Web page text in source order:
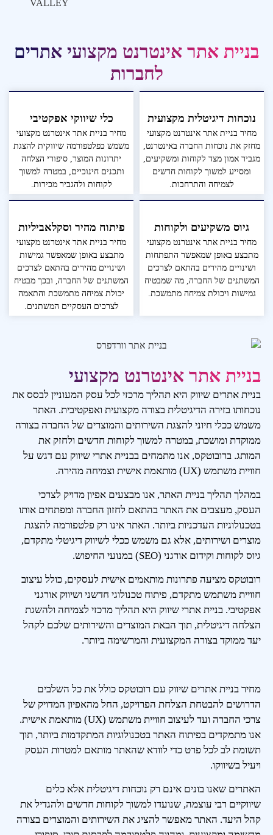
בניית אתר אינטרנט מקצועי אתרים
לחברות
נוכחות דיגיטלית מקצועית
מחיר בניית אתר אינטרנט מקצועי
מחזק את נוכחות החברה באינטרנט,
מגביר אמון מצד לקוחות ומשקיעים,
ומסייע למשוך לקוחות חדשים
לצמיחה והתרחבות.
כלי שיווקי אפקטיבי
מחיר בניית אתר אינטרנט מקצועי
משמש כפלטפורמה שיווקית להצגת
יתרונות המוצר, סיפורי הצלחה
ותכנים חינוכיים, במטרה למשוך
לקוחות ולהגביר מכירות.
גיוס משקיעים ולקוחות
מחיר בניית אתר אינטרנט מקצועי
מתבצע באופן שמאפשר התפתחות
ושינויים מהירים בהתאם לצרכים
המשתנים של החברה, מה שמבטיח
גמישות ויכולת צמיחה מתמשכת.
פיתוח מהיר וסקלאביליות
מחיר בניית אתר אינטרנט מקצועי
מתבצע באופן שמאפשר גמישות
ושינויים מהירים בהתאם לצרכים
המשתנים של החברה, ובכך מבטיח
יכולת צמיחה מתמשכת והתאמה
לצרכים העסקיים המשתנים.
בניית אתר אינטרנט מקצועי
בניית אתרים שיווק היא תהליך מרכזי לכל עסק המעוניין לבסס את
נוכחותו בזירה הדיגיטלית בצורה מקצועית ואפקטיבית. האתר
משמש ככלי חיוני להצגת השירותים והמוצרים של החברה בצורה
ממוקדת ומושכת, במטרה למשוך לקוחות חדשים ולחזק את
המותג. ברובוטקס, אנו מתמחים בבניית אתרי שיווק עם דגש על
חוויית משתמש (UX) מותאמת אישית וצמיחה מהירה.
במהלך תהליך בניית האתר, אנו מבצעים אפיון מדויק לצרכי
העסק, מעצבים את האתר בהתאם לחזון החברה ומפתחים אותו
בטכנולוגיות העדכניות ביותר. האתר אינו רק פלטפורמה להצגת
מוצרים ושירותים, אלא גם משמש ככלי לשיווק דיגיטלי מתקדם,
גיוס לקוחות וקידום אורגני (SEO) במנועי החיפוש.
רובוטקס מציעה פתרונות מותאמים אישית לעסקים, כולל עיצוב
חוויית משתמש מתקדם, פיתוח טכנולוגי חדשני ושיווק אורגני
אפקטיבי. בניית אתרי שיווק היא תהליך מרכזי לצמיחה ולהשגת
הצלחה דיגיטלית, תוך הבאת המוצרים והשירותים שלכם לקהל
יעד ממוקד בצורה המקצועית והמרשימה ביותר.
מחיר בניית אתרים שיווק עם רובוטקס כולל את כל השלבים
הדרושים להבטחת הצלחת הפרויקט, החל מהאפיון המדויק של
צרכי החברה ועד לעיצוב חוויית משתמש (UX) מותאמת אישית.
אנו מתמקדים בפיתוח האתר בטכנולוגיות המתקדמות ביותר, תוך
תשומת לב לכל פרט כדי לוודא שהאתר מותאם למטרות העסק
ויעיל בשיווקו.
האתרים שאנו בונים אינם רק נוכחות דיגיטלית אלא כלים
שיווקיים רבי עוצמה, שנועדו למשוך לקוחות חדשים ולהגדיל את
קהל היעד. האתר מאפשר להציג את השירותים והמוצרים בצורה